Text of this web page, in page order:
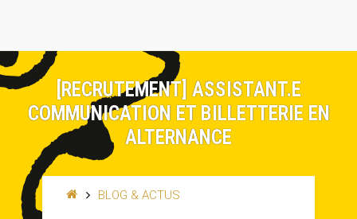
[RECRUTEMENT] ASSISTANT.E
COMMUNICATION ET BILLETTERIE EN
ALTERNANCE
BLOG & ACTUS